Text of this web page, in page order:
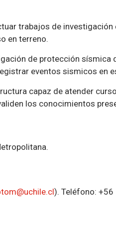
trabajos de
en terreno.
de protección sísmica
eventos sismicos en
capaz de atender
los conocimientos
). Teléfono: